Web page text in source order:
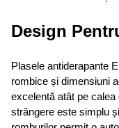
Design
Plasele antiderapante
rombice și dimensiuni
excelentă atât pe
strângere este simplu